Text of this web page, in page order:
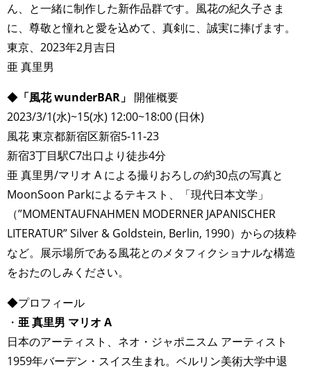
ん、と一緒に制作した新作品群です。風花の紀久子さま
に、尊敬と憧れと愛を込めて、真剣に、誠実に捧げます。
東京、2023年2月吉日
亜 真里男
◆ 「風花 wunderBAR」 開催概要
2023/3/1(水)~15(水) 12:00~18:00 (日休)
風花 東京都新宿区新宿5-11-23
新宿3丁目駅C7出口より徒歩4分
亜 真里男/マリオ A による撮りおろしの約30点の写真と
MoonSoon Parkによるテキスト、「現代日本文学」
（”MOMENTAUFNAHMEN MODERNER JAPANISCHER
LITERATUR” Silver & Goldstein, Berlin, 1990）からの抜粋
など。展示場所である風花とのメタフィクショナルな構造
をおたのしみください。
◆プロフィール
・ 亜 真里男 マリオ A
日本のアーティスト、ネオ・ジャポニスム アーティスト
1959年バーデン・スイス生まれ。ベルリン美術大学中退